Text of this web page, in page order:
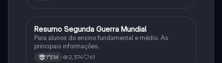
História
Resumo Segunda Guerra Mundial
Para alunos do ensino fundamental e médio. As
principais informações.
1°EM 2,374 61